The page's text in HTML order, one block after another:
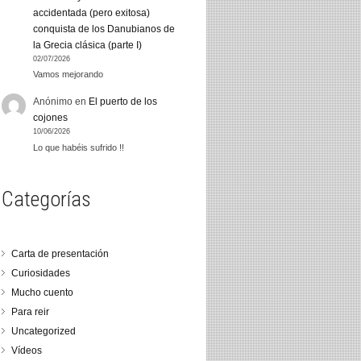
accidentada (pero exitosa)
conquista de los Danubianos de
la Grecia clásica (parte I)
02/07/2026
Vamos mejorando
Anónimo en El puerto de los
cojones
10/06/2026
Lo que habéis sufrido !!
Categorías
Carta de presentación
Curiosidades
Mucho cuento
Para reir
Uncategorized
Vídeos